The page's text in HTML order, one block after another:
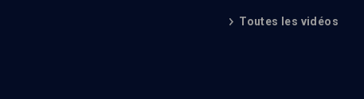
Toutes les vidéos